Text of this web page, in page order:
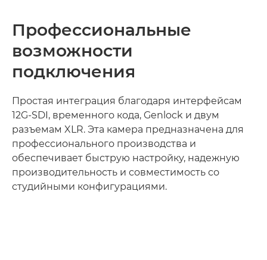
Профессиональные
возможности
подключения
Простая интеграция благодаря интерфейсам
12G-SDI, временного кода, Genlock и двум
разъемам XLR. Эта камера предназначена для
профессионального производства и
обеспечивает быструю настройку, надежную
производительность и совместимость со
студийными конфигурациями.